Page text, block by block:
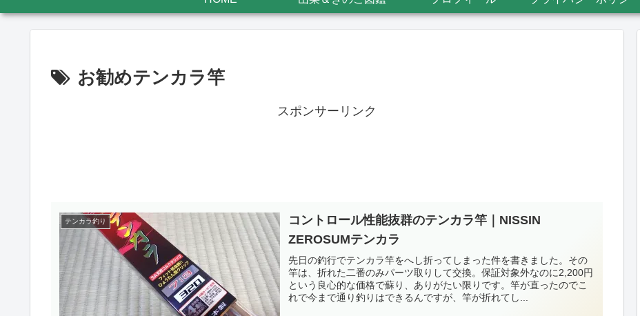
お勧めテンカラ竿
スポンサーリンク
テンカラ釣り
コントロール性能抜群のテンカラ竿｜NISSIN
ZEROSUMテンカラ
先日の釣行でテンカラ竿をへし折ってしまった件を書きました。その
竿は、折れた二番のみパーツ取りして交換。保証対象外なのに2,200円
という良心的な価格で蘇り、ありがたい限りです。竿が直ったのでこ
れで今まで通り釣りはできるんですが、竿が折れてし...